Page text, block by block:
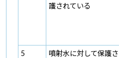
護されている
5
噴射水に対して保護さ